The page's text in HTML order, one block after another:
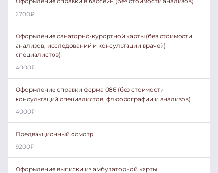
2700₽
Оформление санаторно-курортной карты (без стоимости
анализов, исследований и консультации врачей)
специалистов)
4000₽
Оформление справки форма 086 (без стоимости
консультаций специалистов, флюорографии и анализов)
4000₽
Предвакционный осмотр
9200₽
Оформление выписки из амбулаторной карты